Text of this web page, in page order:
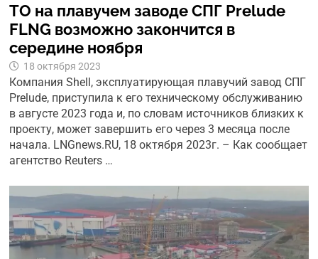
ТО на плавучем заводе СПГ Prelude
FLNG возможно закончится в
середине ноября
18 октября 2023
Компания Shell, эксплуатирующая плавучий завод СПГ
Prelude, приступила к его техническому обслуживанию
в августе 2023 года и, по словам источников близких к
проекту, может завершить его через 3 месяца после
начала. LNGnews.RU, 18 октября 2023г. – Как сообщает
агентство Reuters …